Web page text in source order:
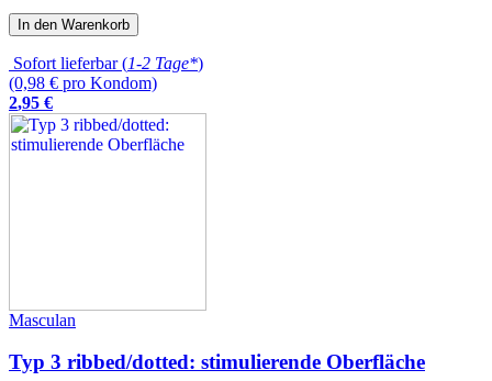
In den Warenkorb
Sofort lieferbar (1-2 Tage*)
(0,98 € pro Kondom)
2,95 €
Masculan
Typ 3 ribbed/dotted: stimulierende Oberfläche